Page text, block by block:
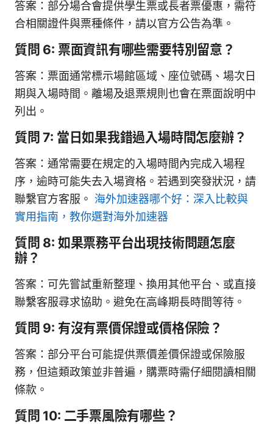
答案：部分場合會提供學生票或長者票優惠，需符
合相關證件與票種條件，請以官方公告為準。
質問 6: 票面資訊有哪些需要特別留意？
答案：票面通常標示場館區域、座位號碼、場次日
期與入場時間。離場及退票規則也會在票面說明中
列出。
質問 7: 當日如果我錯過入場時間怎麼辦？
答案：通常需要在規定的入場時間內完成入場程
序，逾時可能失去入場資格。若遇到突發狀況，請
聯繫官方客服。 海外加速器哪个好：深入比較與
實用指南，教你選對海外加速器
質問 8: 如果票務平台出現技術問題怎麼
辦？
答案：可先嘗試重新整理、換用其他平台、或直接
聯繫客服尋求協助。避免在高峰期長時間等待。
質問 9: 有沒有票價保證或價格保險？
答案：部分平台可能提供票價差價保證或保險服
務，但這類政策並非普遍，購票時需仔細閱讀相關
條款。
質問 10: 二手票風險有哪些？